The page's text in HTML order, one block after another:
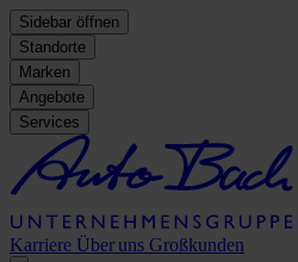
Sidebar öffnen
Standorte
Marken
Angebote
Services
Karriere Über uns Großkunden